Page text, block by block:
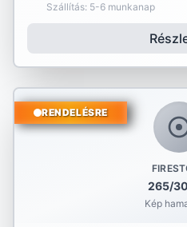
Szállítás: 5-6 munkanap
265/
Kép
RENDELÉSRE